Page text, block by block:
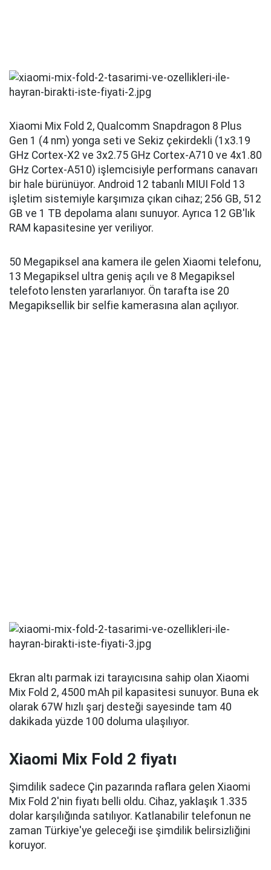
Xiaomi Mix Fold 2, Qualcomm Snapdragon 8 Plus
Gen 1 (4 nm) yonga seti ve Sekiz çekirdekli (1x3.19
GHz Cortex-X2 ve 3x2.75 GHz Cortex-A710 ve 4x1.80
GHz Cortex-A510) işlemcisiyle performans canavarı
bir hale bürünüyor. Android 12 tabanlı MIUI Fold 13
işletim sistemiyle karşımıza çıkan cihaz; 256 GB, 512
GB ve 1 TB depolama alanı sunuyor. Ayrıca 12 GB'lık
RAM kapasitesine yer veriliyor.
50 Megapiksel ana kamera ile gelen Xiaomi telefonu,
13 Megapiksel ultra geniş açılı ve 8 Megapiksel
telefoto lensten yararlanıyor. Ön tarafta ise 20
Megapiksellik bir selfie kamerasına alan açılıyor.
Ekran altı parmak izi tarayıcısına sahip olan Xiaomi
Mix Fold 2, 4500 mAh pil kapasitesi sunuyor. Buna ek
olarak 67W hızlı şarj desteği sayesinde tam 40
dakikada yüzde 100 doluma ulaşılıyor.
Xiaomi Mix Fold 2 fiyatı
Şimdilik sadece Çin pazarında raflara gelen Xiaomi
Mix Fold 2'nin fiyatı belli oldu. Cihaz, yaklaşık 1.335
dolar karşılığında satılıyor. Katlanabilir telefonun ne
zaman Türkiye'ye geleceği ise şimdilik belirsizliğini
koruyor.